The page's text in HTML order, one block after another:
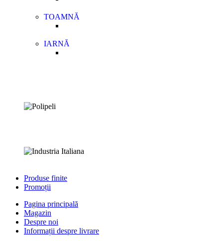
TOAMNĂ
IARNĂ
Produse finite
Promoții
Pagina principală
Magazin
Despre noi
Informații despre livrare